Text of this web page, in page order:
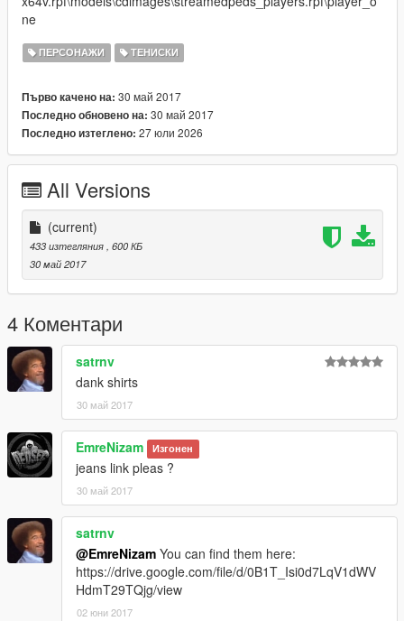
ne
ПЕРСОНАЖИ ТЕНИСКИ
Първо качено на: 30 май 2017
Последно обновено на: 30 май 2017
Последно изтеглено: 27 юли 2026
All Versions
(current)
433 изтегляния, 600 КБ
30 май 2017
4 Коментари
satrnv
dank shirts
30 май 2017
EmreNizam Изгонен
jeans link pleas ?
30 май 2017
satrnv
@EmreNizam You can find them here:
https://drive.google.com/file/d/0B1T_Isi0d7LqV1dWV
HdmT29TQjg/view
02 юни 2017